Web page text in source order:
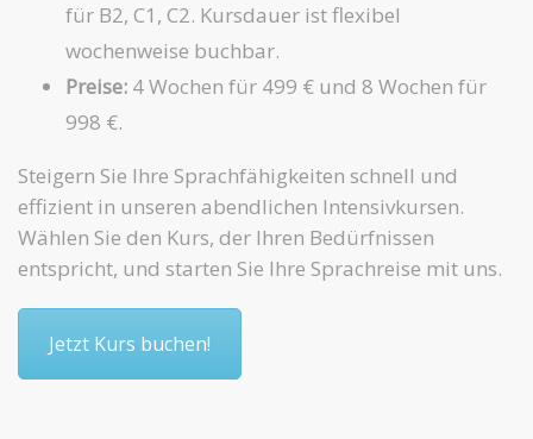
für B2, C1, C2. Kursdauer ist flexibel
wochenweise buchbar.
Preise:4 Wochen für 499 € und 8 Wochen für
998 €.
Steigern Sie Ihre Sprachfähigkeiten schnell und
effizient in unseren abendlichen Intensivkursen.
Wählen Sie den Kurs, der Ihren Bedürfnissen
entspricht, und starten Sie Ihre Sprachreise mit uns.
Jetzt Kurs buchen!